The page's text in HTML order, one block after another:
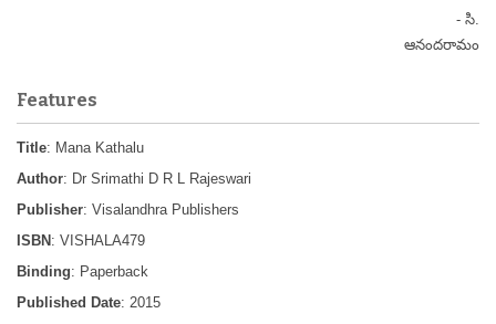
- సి.
ఆనందరామం
Features
Title: Mana Kathalu
Author: Dr Srimathi D R L Rajeswari
Publisher: Visalandhra Publishers
ISBN : VISHALA479
Binding: Paperback
Published Date: 2015